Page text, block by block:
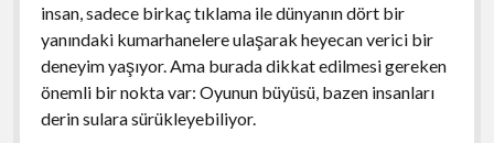
insan, sadece birkaç tıklama ile dünyanın dört bir
yanındaki kumarhanelere ulaşarak heyecan verici bir
deneyim yaşıyor. Ama burada dikkat edilmesi gereken
önemli bir nokta var: Oyunun büyüsü, bazen insanları
derin sulara sürükleyebiliyor.